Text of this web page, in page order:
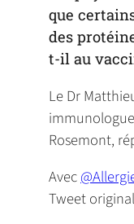
que
des
t-il au
Le Dr
Rosemont,
Avec
Tweet